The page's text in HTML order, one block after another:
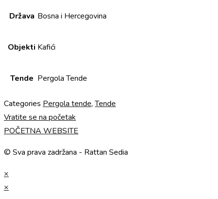
Država Bosna i Hercegovina
Objekti Kafići
Tende Pergola Tende
Categories Pergola tende,Tende
Vratite se na početak
POČETNA WEBSITE
© Sva prava zadržana - Rattan Sedia
×
×